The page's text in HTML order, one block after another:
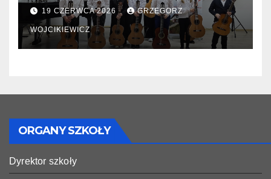
19 CZERWCA 2026 GRZEGORZ
WOJCIKIEWICZ
ORGANY SZKOŁY
Dyrektor szkoły